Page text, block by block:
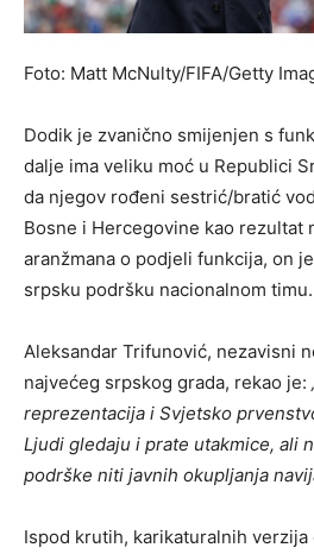
Foto: Matt McNulty/FIFA/Getty
Dodik je zvanično smijenjen s
dalje ima veliku moć u Republici
da njegov rođeni sestrić/bratić
Bosne i Hercegovine kao rezultat
aranžmana o podjeli funkcija, on
srpsku podršku nacionalnom timu.
Aleksandar Trifunović, nezavisni
najvećeg srpskog grada, rekao je:
reprezentacija i Svjetsko
Ljudi gledaju i prate utakmice, ali
podrške niti javnih okupljanja
Ispod krutih, karikaturalnih